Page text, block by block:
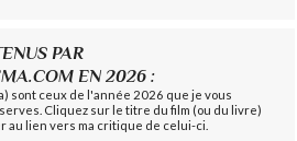
PAR
EN 2026 :
sont ceux de l'année 2026 que je vous
Cliquez sur le titre du film (ou du livre)
au lien vers ma critique de celui-ci.